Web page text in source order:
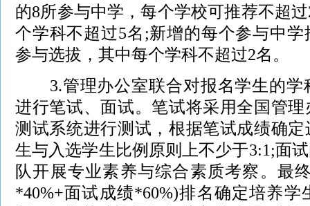
的8所参与中学，每个学校可推荐不超
个学科不超过5名;新增的每个参与中
参与选拔，其中每个学科不超过2名。
3.管理办公室联合对报名学生的学
进行笔试、面试。笔试将采用全国管
测试系统进行测试，根据笔试成绩确
生与入选学生比例原则上不少于3:1;面
队开展专业素养与综合素质考察。最
*40%+面试成绩*60%)排名确定培养